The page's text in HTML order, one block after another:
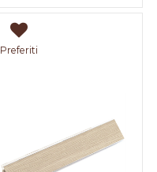
Preferiti